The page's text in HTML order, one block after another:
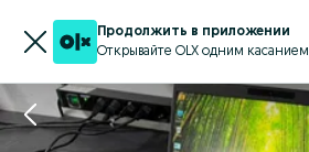
Продолжить в приложении
Открывайте OLX одним касанием